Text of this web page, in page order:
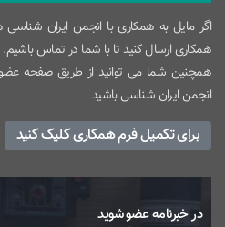
اگر مایل به همکاری با انجمن ایران
همکاری ارسال کنید تا با شما در تماس باشیم.
همچنین شما می توانید از طریق صفحه
انجمن ایران شناسی باشید
برای تکمیل فرم همکاری کلیک کنید
در خبرنامه عضو شوید